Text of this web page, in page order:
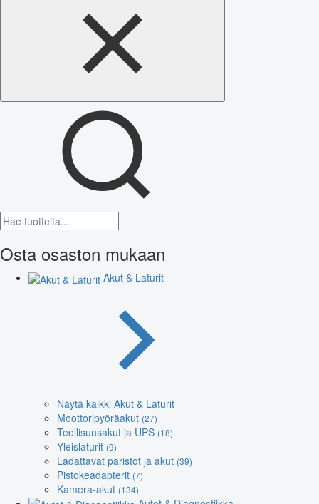
Osta osaston mukaan
Akut & Laturit
Näytä kaikki Akut & Laturit
Moottoripyöräakut (27)
Teollisuusakut ja UPS (18)
Yleislaturit (9)
Ladattavat paristot ja akut (39)
Pistokeadapterit (7)
Kamera-akut (134)